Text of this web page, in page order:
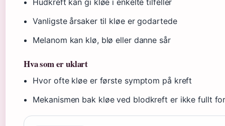
Hudkreft kan gi kløe i enkelte tilfeller
Vanligste årsaker til kløe er godartede
Melanom kan klø, blø eller danne sår
Hva som er uklart
Hvor ofte kløe er første symptom på kreft
Mekanismen bak kløe ved blodkreft er ikke fullt